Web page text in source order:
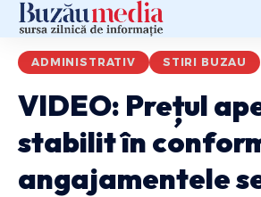
ADMINISTRATIV STIRI BUZAU
VIDEO: Prețul
stabilit în
angajamentele